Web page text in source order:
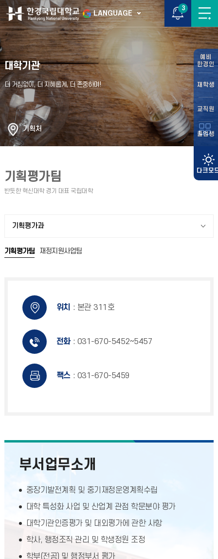
LANGUAGE
3
예비
한경인
재학생
교직원
졸업생
대학기관
기획처
기획평가팀
기획평가과
기획평가팀 재정지원사업팀
위치 : 본관 311호
전화 : 031-670-5452~5457
팩스 : 031-670-5459
부서업무소개
중장기발전계획 및 중기재정운영계획수립
대학 특성화 사업 및 산업계 관점 학문분야 평가
대학기관인증평가 및 대외평가에 관한 사항
학사, 행정조직 관리 및 학생정원 조정
학부(전공) 및 행정부서 평가